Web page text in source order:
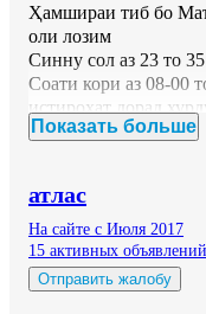
Ҳамшираи тиб бо
оли лозим
Синну сол аз 23 то 35
Соати кори аз 08-00
истироҳат дорад
Маош аз 2500 сар
:780110908:
Сурога: Автовакзал.
Показать больше
атлас
На сайте с Июля 2017
15 активных объявлений
Отправить жалобу